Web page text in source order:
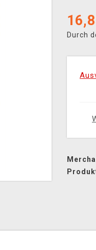
Durch